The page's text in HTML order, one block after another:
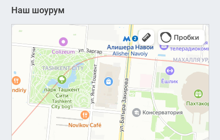
Наш шоурум